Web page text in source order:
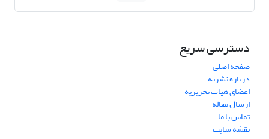
دسترسی سریع
صفحه اصلی
درباره نشریه
اعضای هیات تحریریه
ارسال مقاله
تماس با ما
نقشه سایت